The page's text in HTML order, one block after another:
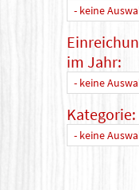
- keine
im Jahr:
- keine
Kategorie:
- keine